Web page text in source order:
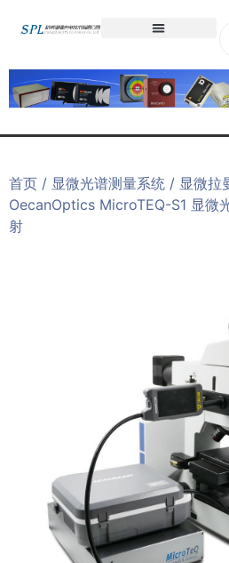
首页 / 显微光谱测量系统 / 显微拉
OecanOptics MicroTEQ-S1 显微
射